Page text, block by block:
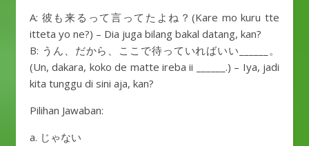
A: 彼も来るって言ってたよね？(Kare mo kuru tte
itteta yo ne?) – Dia juga bilang bakal datang, kan?
B: うん、だから、ここで待っていればいい______。
(Un, dakara, koko de matte ireba ii ______.) – Iya, jadi
kita tunggu di sini aja, kan?
Pilihan Jawaban:
a. じゃない